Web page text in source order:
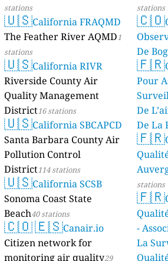
stations
🇺🇸California FRAQMD
The Feather River AQMD1
stations
🇺🇸California RIVR
Riverside County Air
Quality Management
District16 stations
🇺🇸California SBCAPCD
Santa Barbara County Air
Pollution Control
District114 stations
🇺🇸California SCSB
Sonoma Coast State
Beach40 stations
🇨🇴🇪🇸Canair.io
Citizen network for
monitoring air quality29
stations
🇨🇴
De
🇫🇷
Pour
De
De La
stations
🇫🇷
stations
🇫🇷
-
La